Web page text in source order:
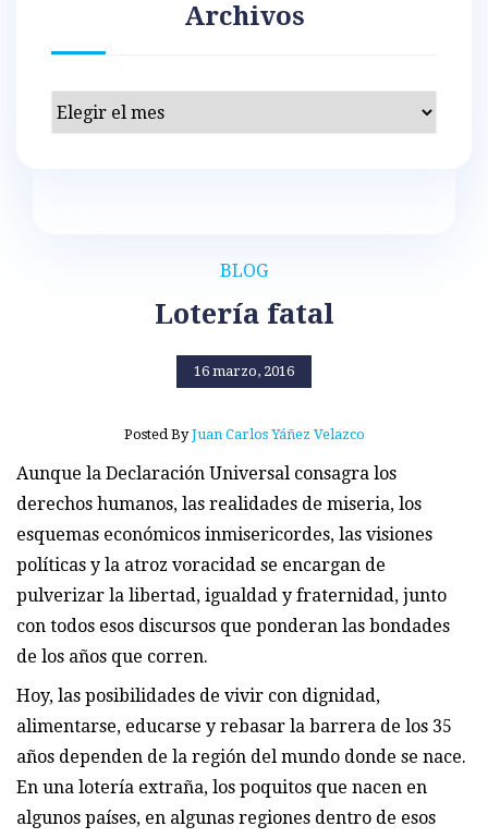
BLOG
Lotería fatal
16 marzo, 2016
Posted ByJuan Carlos Yáñez Velazco
Aunque la Declaración Universal consagra los
derechos humanos, las realidades de miseria, los
esquemas económicos inmisericordes, las visiones
políticas y la atroz voracidad se encargan de
pulverizar la libertad, igualdad y fraternidad, junto
con todos esos discursos que ponderan las bondades
de los años que corren.
Hoy, las posibilidades de vivir con dignidad,
alimentarse, educarse y rebasar la barrera de los 35
años dependen de la región del mundo donde se nace.
En una lotería extraña, los poquitos que nacen en
algunos países, en algunas regiones dentro de esos
Archivos
Archivos